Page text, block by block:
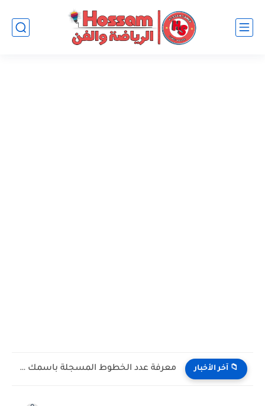
📁 آخر الأخبار ماذا يحدث داخل الأهلي؟ سياسة عموتة الجديدة تثير الجدل بعد...